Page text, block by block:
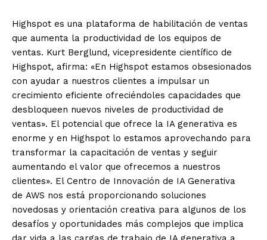
Highspot es una plataforma de habilitación de ventas
que aumenta la productividad de los equipos de
ventas. Kurt Berglund, vicepresidente científico de
Highspot, afirma: «En Highspot estamos obsesionados
con ayudar a nuestros clientes a impulsar un
crecimiento eficiente ofreciéndoles capacidades que
desbloqueen nuevos niveles de productividad de
ventas». El potencial que ofrece la IA generativa es
enorme y en Highspot lo estamos aprovechando para
transformar la capacitación de ventas y seguir
aumentando el valor que ofrecemos a nuestros
clientes». El Centro de Innovación de IA Generativa
de AWS nos está proporcionando soluciones
novedosas y orientación creativa para algunos de los
desafíos y oportunidades más complejos que implica